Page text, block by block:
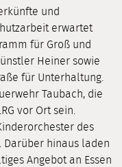
und
erwartet
für Groß und
Heiner sowie
für Unterhaltung.
Taubach, die
vor Ort sein.
des
Darüber hinaus laden
Angebot an Essen